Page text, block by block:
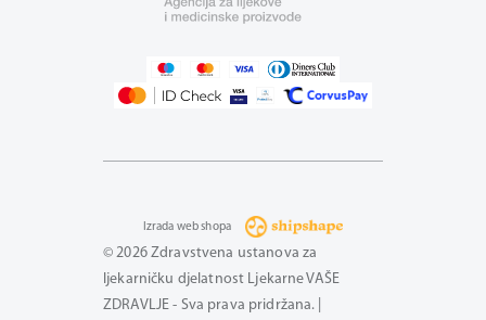
© 2026 Zdravstvena ustanova za
ljekarničku djelatnost Ljekarne VAŠE
ZDRAVLJE - Sva prava pridržana. |
Izrada web shopa